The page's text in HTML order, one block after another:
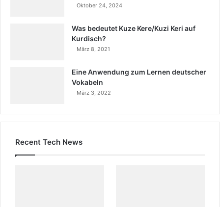
Oktober 24, 2024
Was bedeutet Kuze Kere/Kuzi Keri auf
Kurdisch?
März 8, 2021
Eine Anwendung zum Lernen deutscher
Vokabeln
März 3, 2022
Recent Tech News